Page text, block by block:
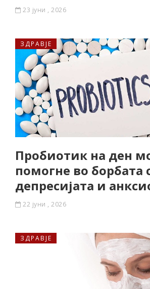
23 јуни , 2026
ЗДРАВЈЕ
Пробиотик на ден
помогне во борбата
депресијата и
22 јуни , 2026
ЗДРАВЈЕ